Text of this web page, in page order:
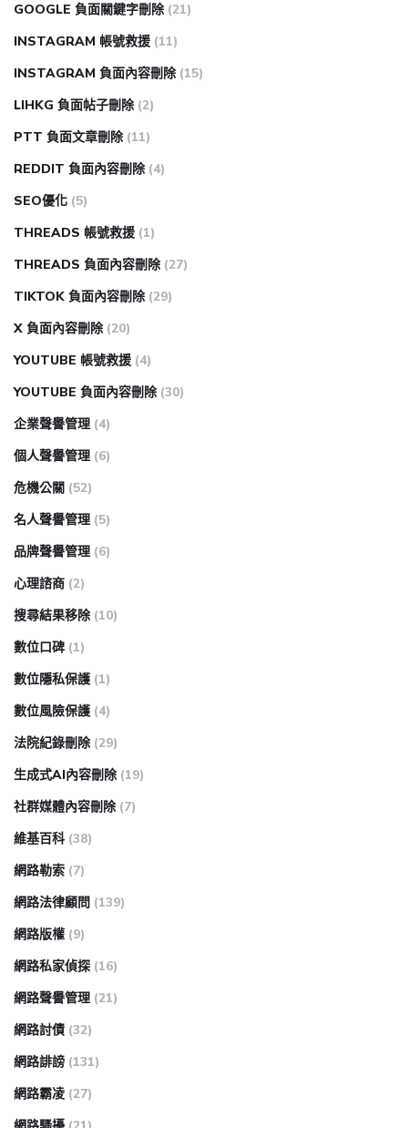
GOOGLE 負面關鍵字刪除 (21)
INSTAGRAM 帳號救援 (11)
INSTAGRAM 負面內容刪除 (15)
LIHKG 負面帖子刪除 (2)
PTT 負面文章刪除 (11)
REDDIT 負面內容刪除 (4)
SEO優化 (5)
THREADS 帳號救援 (1)
THREADS 負面內容刪除 (27)
TIKTOK 負面內容刪除 (29)
X 負面內容刪除 (20)
YOUTUBE 帳號救援 (4)
YOUTUBE 負面內容刪除 (30)
企業聲譽管理 (4)
個人聲譽管理 (6)
危機公關 (52)
名人聲譽管理 (5)
品牌聲譽管理 (6)
心理諮商 (2)
搜尋結果移除 (10)
數位口碑 (1)
數位隱私保護 (1)
數位風險保護 (4)
法院紀錄刪除 (29)
生成式AI內容刪除 (19)
社群媒體內容刪除 (7)
維基百科 (38)
網路勒索 (7)
網路法律顧問 (139)
網路版權 (9)
網路私家偵探 (16)
網路聲譽管理 (21)
網路討債 (32)
網路誹謗 (131)
網路霸凌 (27)